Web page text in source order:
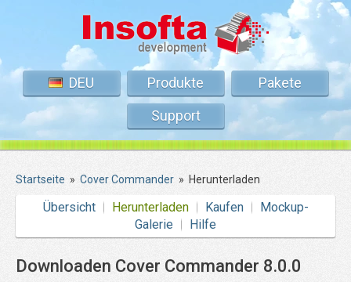
DEU Produkte
Pakete
Support
Startseite » Cover Commander » Herunterladen
Übersicht Herunterladen Kaufen
Mockup-
Galerie
Hilfe
Downloaden Cover Commander 8.0.0